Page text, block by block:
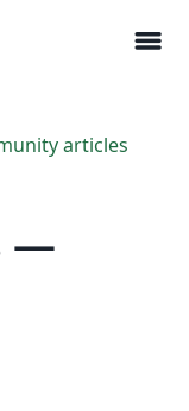
menu
articles
—